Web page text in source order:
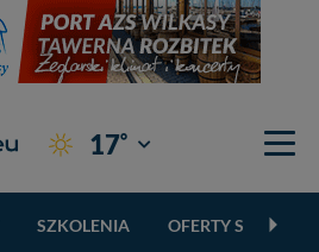
17° Giżycko
SZKOLENIA OFERTY